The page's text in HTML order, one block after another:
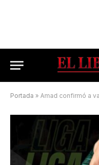
Portada » Amad confirmó a